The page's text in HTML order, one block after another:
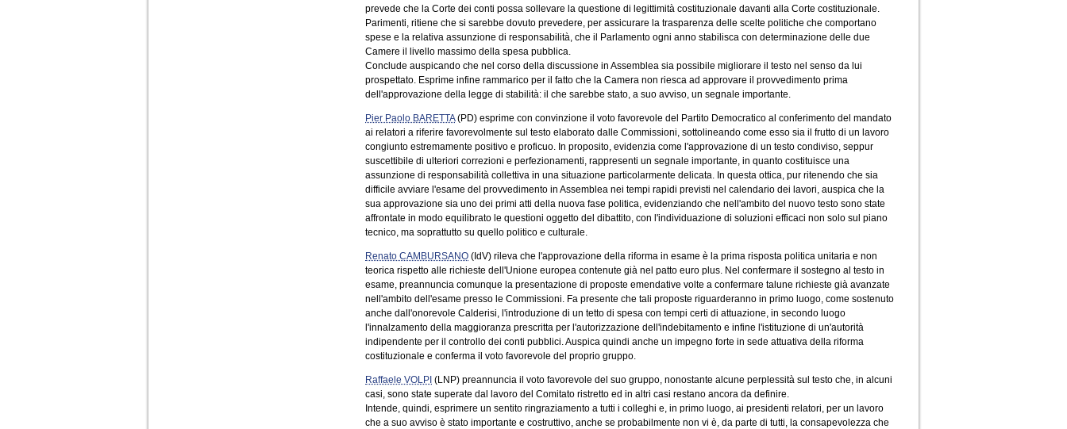
prevede che la Corte dei conti possa sollevare la questione di legittimità costituzionale davanti alla Corte costituzionale.
Parimenti, ritiene che si sarebbe dovuto prevedere, per assicurare la trasparenza delle scelte politiche che comportano
spese e la relativa assunzione di responsabilità, che il Parlamento ogni anno stabilisca con determinazione delle due
Camere il livello massimo della spesa pubblica.
Conclude auspicando che nel corso della discussione in Assemblea sia possibile migliorare il testo nel senso da lui
prospettato. Esprime infine rammarico per il fatto che la Camera non riesca ad approvare il provvedimento prima
dell'approvazione della legge di stabilità: il che sarebbe stato, a suo avviso, un segnale importante.
Pier Paolo BARETTA(PD) esprime con convinzione il voto favorevole del Partito Democratico al conferimento del mandato
ai relatori a riferire favorevolmente sul testo elaborato dalle Commissioni, sottolineando come esso sia il frutto di un lavoro
congiunto estremamente positivo e proficuo. In proposito, evidenzia come l'approvazione di un testo condiviso, seppur
suscettibile di ulteriori correzioni e perfezionamenti, rappresenti un segnale importante, in quanto costituisce una
assunzione di responsabilità collettiva in una situazione particolarmente delicata. In questa ottica, pur ritenendo che sia
difficile avviare l'esame del provvedimento in Assemblea nei tempi rapidi previsti nel calendario dei lavori, auspica che la
sua approvazione sia uno dei primi atti della nuova fase politica, evidenziando che nell'ambito del nuovo testo sono state
affrontate in modo equilibrato le questioni oggetto del dibattito, con l'individuazione di soluzioni efficaci non solo sul piano
tecnico, ma soprattutto su quello politico e culturale.
Renato CAMBURSANO (IdV) rileva che l'approvazione della riforma in esame è la prima risposta politica unitaria e non
teorica rispetto alle richieste dell'Unione europea contenute già nel patto euro plus. Nel confermare il sostegno al testo in
esame, preannuncia comunque la presentazione di proposte emendative volte a confermare talune richieste già avanzate
nell'ambito dell'esame presso le Commissioni. Fa presente che tali proposte riguarderanno in primo luogo, come sostenuto
anche dall'onorevole Calderisi, l'introduzione di un tetto di spesa con tempi certi di attuazione, in secondo luogo
l'innalzamento della maggioranza prescritta per l'autorizzazione dell'indebitamento e infine l'istituzione di un'autorità
indipendente per il controllo dei conti pubblici. Auspica quindi anche un impegno forte in sede attuativa della riforma
costituzionale e conferma il voto favorevole del proprio gruppo.
Raffaele VOLPI (LNP) preannuncia il voto favorevole del suo gruppo, nonostante alcune perplessità sul testo che, in alcuni
casi, sono state superate dal lavoro del Comitato ristretto ed in altri casi restano ancora da definire.
Intende, quindi, esprimere un sentito ringraziamento a tutti i colleghi e, in primo luogo, ai presidenti relatori, per un lavoro
che a suo avviso è stato importante e costruttivo, anche se probabilmente non vi è, da parte di tutti, la consapevolezza che